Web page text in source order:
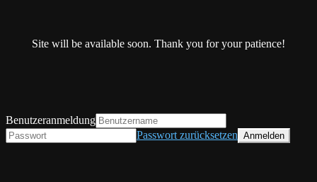
Site will be available soon. Thank you for your patience!
Benutzeranmeldung
Passwort zurücksetzen